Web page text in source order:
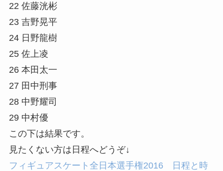
22 佐藤洸彬
23 吉野晃平
24 日野龍樹
25 佐上凌
26 本田太一
27 田中刑事
28 中野耀司
29 中村優
この下は結果です。
見たくない方は日程へどうぞ↓
フィギュアスケート全日本選手権2016 日程と時